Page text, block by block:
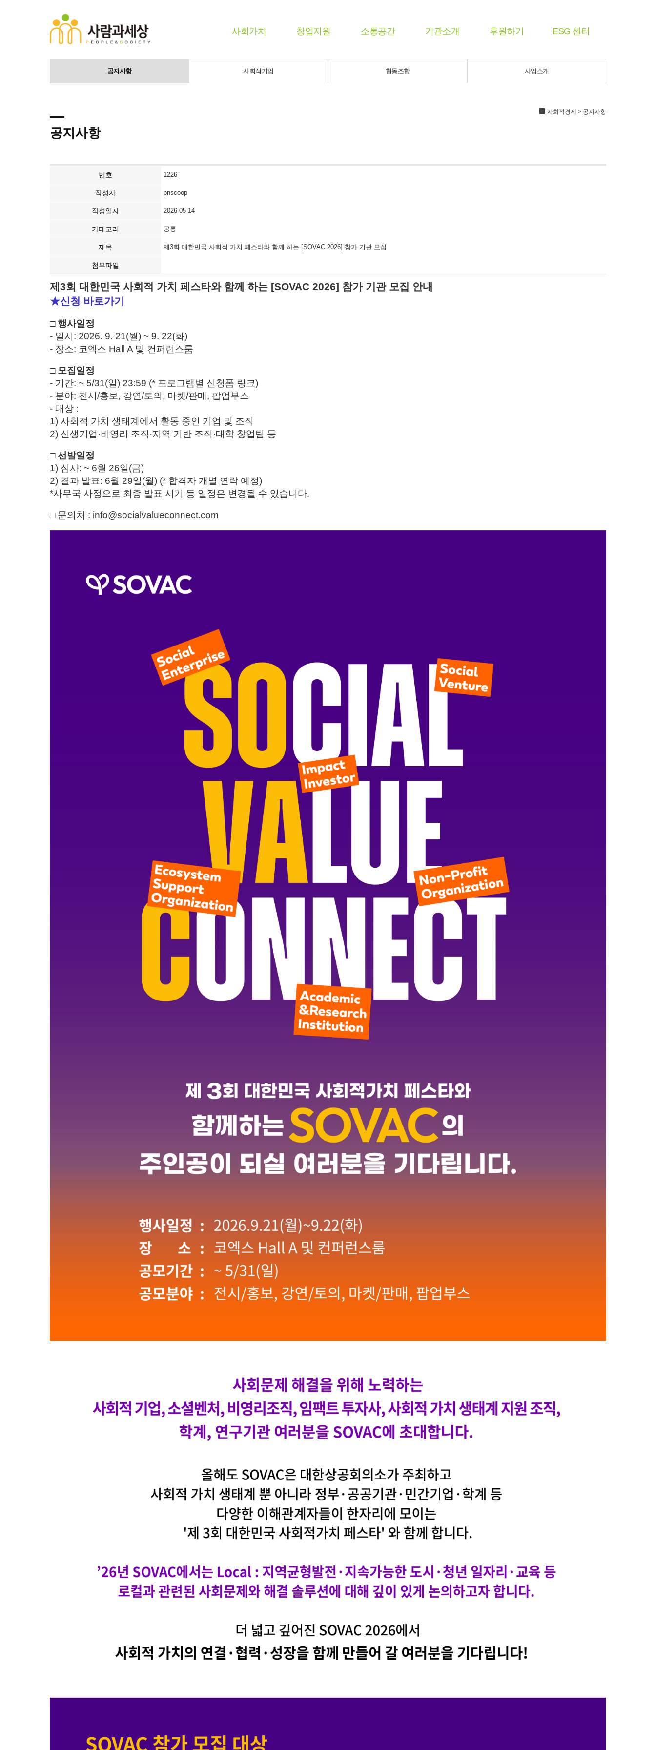
사회가치 창업지원 소통공간 기관소개 후원하기 ESG 센터
공지사항 사회적기업 협동조합 사업소개
사회적경제 > 공지사항
공지사항
번호 1226
작성자 pnscoop
작성일자 2026-05-14
카테고리 공통
제목 제3회 대한민국 사회적 가치 페스타와 함께 하는 [SOVAC 2026] 참가 기관 모집
첨부파일
제3회 대한민국 사회적 가치 페스타와 함께 하는 [SOVAC 2026] 참가 기관 모집 안내
★신청 바로가기
□ 행사일정
- 일시: 2026. 9. 21(월) ~ 9. 22(화)
- 장소: 코엑스 Hall A 및 컨퍼런스룸
□ 모집일정
- 기간: ~ 5/31(일) 23:59 (* 프로그램별 신청폼 링크)
- 분야: 전시/홍보, 강연/토의, 마켓/판매, 팝업부스
- 대상 :
1) 사회적 가치 생태계에서 활동 중인 기업 및 조직
2) 신생기업·비영리 조직·지역 기반 조직·대학 창업팀 등
□ 선발일정
1) 심사: ~ 6월 26일(금)
2) 결과 발표: 6월 29일(월) (* 합격자 개별 연락 예정)
*사무국 사정으로 최종 발표 시기 등 일정은 변경될 수 있습니다.
□ 문의처 : info@socialvalueconnect.com